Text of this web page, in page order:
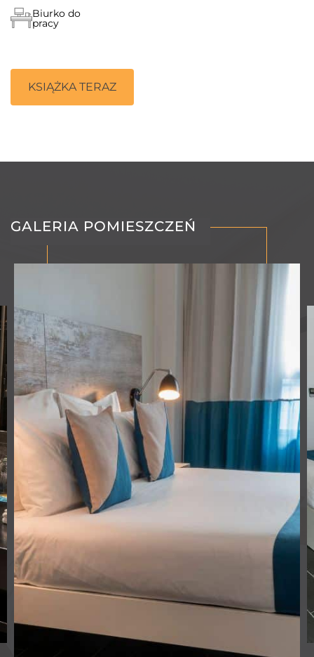
Biurko do
pracy
KSIĄŻKA TERAZ
GALERIA POMIESZCZEŃ